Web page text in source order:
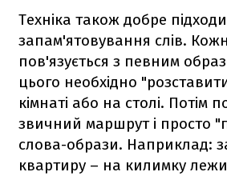
Техніка також добре
запам'ятовування слів.
пов'язується з певним
цього необхідно
кімнаті або на столі. Потім
звичний маршрут і просто
слова-образи. Наприклад:
квартиру – на килимку